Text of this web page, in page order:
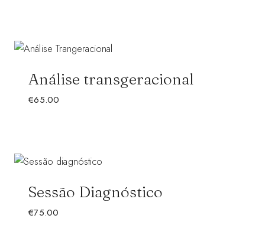
€75.00
Análise transgeracional
€65.00
Sessão Diagnóstico
€75.00